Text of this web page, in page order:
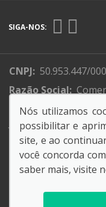
SIGA-NOS:
CNPJ: 50.953.447/
Razão Social:
Endereço Matriz: R.
Jundiaí -SP
Nós utilizamos
possibilitar e
site, e ao
você concorda
saber mais, visite